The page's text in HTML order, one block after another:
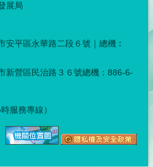
展局
安平區永華路二段６號｜總機︰
新營區民治路３６號總機：886-6-
服務專線）